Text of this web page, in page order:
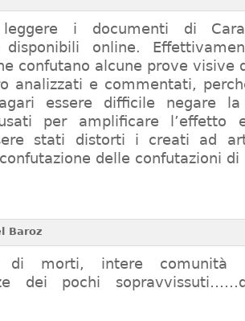
i documenti di
disponibili online.
confutano alcune prove visive
analizzati e commentati,
essere difficile negare
per amplificare l’effetto
stati distorti i creati ad
delle confutazioni di
Baroz
morti, intere comunità
dei pochi